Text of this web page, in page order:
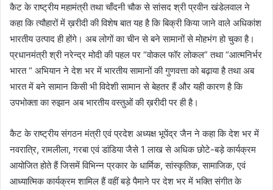
कैट के राष्ट्रीय महामंत्री तथा चाँदनी चौक से सांसद श्री प्रवीन खंडेलवाल ने
कहा कि त्यौहारों में ख़रीदी की विशेष बात यह है कि बिक्री किया जाने वाले अधिकांश
भारतीय उत्पाद ही होंगे। अब लोगों का चीन से बने सामानों से मोहभंग हो चुका है।
प्रधानमंत्री श्री नरेन्द्र मोदी की पहल पर “वोकल फॉर लोकल” तथा “आत्मनिर्भर
भारत “ अभियान ने देश भर में भारतीय सामानों की गुणवत्ता को बढ़ाया है तथा अब
भारत में बने सामान किसी भी विदेशी सामान से बेहतर हैं और यही कारण है कि
उपभोक्ता का रुझान अब भारतीय वस्तुओं की ख़रीदी पर ही है।
कैट के राष्ट्रीय संगठन मंत्री एवं प्रदेश अध्यक्ष भूपेंद्र जैन ने कहा कि देश भर में
नवरात्रि, रामलीला, गरबा एवं डांडिया जैसे 1 लाख से अधिक छोटे-बड़े कार्यक्रम
आयोजित होते हैं जिसमें विभिन्न प्रकार के धार्मिक, सांस्कृतिक, सामाजिक, एवं
आध्यात्मिक कार्यक्रम शामिल हैं वहीं बड़े पैमाने पर देश भर में भक्ति संगीत के